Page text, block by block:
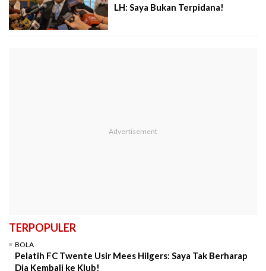
LH: Saya Bukan Terpidana!
TERPOPULER
BOLA
Pelatih FC Twente Usir Mees Hilgers: Saya Tak Berharap
Dia Kembali ke Klub!